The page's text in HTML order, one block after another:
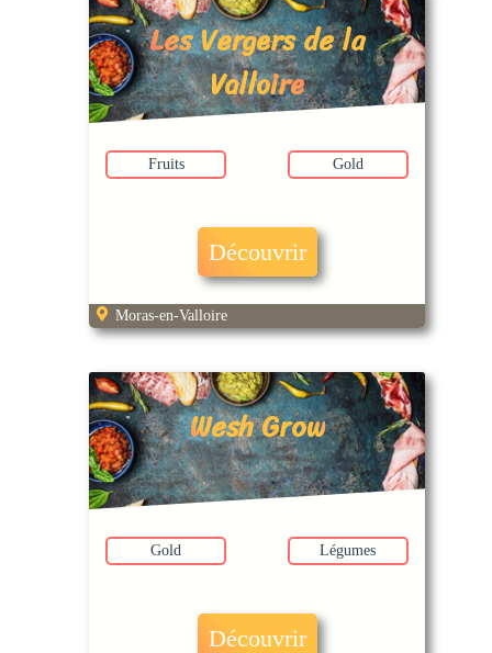
Les Vergers de la
Valloire
Fruits Gold
Découvrir
Moras-en-Valloire
Wesh Grow
Gold Légumes
Découvrir